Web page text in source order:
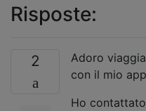
Risposte:
2
Adoro
con il mio
Ho